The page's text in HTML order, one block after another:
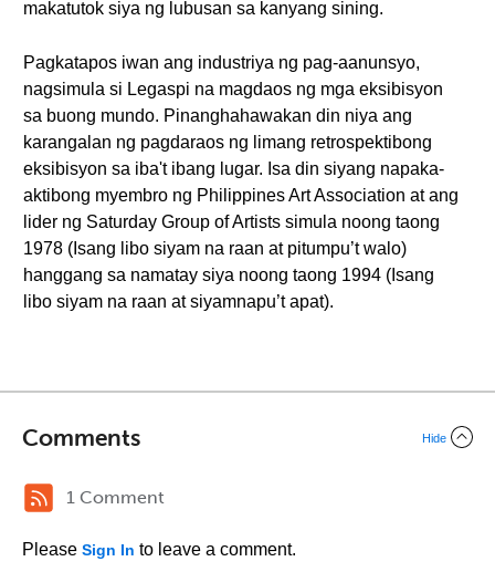
makatutok siya ng lubusan sa kanyang sining.
Pagkatapos iwan ang industriya ng pag-aanunsyo,
nagsimula si Legaspi na magdaos ng mga eksibisyon
sa buong mundo. Pinanghahawakan din niya ang
karangalan ng pagdaraos ng limang retrospektibong
eksibisyon sa iba't ibang lugar. Isa din siyang napaka-
aktibong myembro ng Philippines Art Association at ang
lider ng Saturday Group of Artists simula noong taong
1978 (Isang libo siyam na raan at pitumpu’t walo)
hanggang sa namatay siya noong taong 1994 (Isang
libo siyam na raan at siyamnapu’t apat).
Comments Hide
1 Comment
Please Sign In to leave a comment.